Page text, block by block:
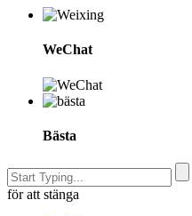
WeChat
Bästa
för att stänga